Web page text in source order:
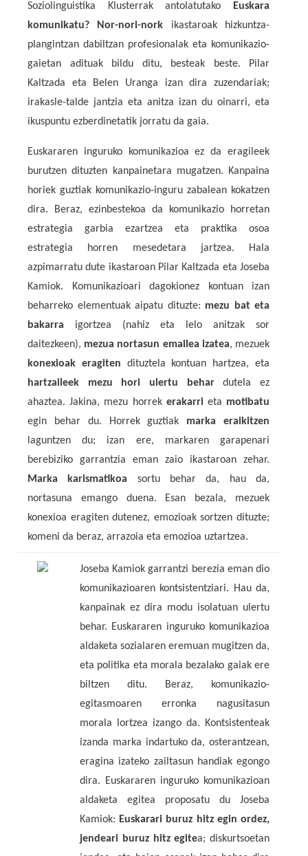
Soziolinguistika Klusterrak antolatutako
Euskara
komunikatu? Nor-nori-nork ikastaroak hizkuntza-
plangintzan dabiltzan profesionalak eta komunikazio-
gaietan adituak bildu ditu, besteak beste. Pilar
Kaltzada eta Belen Uranga izan dira zuzendariak;
irakasle-talde jantzia eta anitza izan du oinarri, eta
ikuspuntu ezberdinetatik jorratu da gaia.
Euskararen inguruko komunikazioa ez da eragileek
burutzen dituzten kanpainetara mugatzen. Kanpaina
horiek guztiak komunikazio-inguru zabalean kokatzen
dira. Beraz, ezinbestekoa da komunikazio horretan
estrategia garbia ezartzea eta praktika osoa
estrategia horren mesedetara jartzea. Hala
azpimarratu dute ikastaroan Pilar Kaltzada eta Joseba
Kamiok. Komunikazioari dagokionez kontuan izan
beharreko elementuak aipatu dituzte: mezu bat eta
bakarra igortzea (nahiz eta lelo anitzak sor
daitezkeen), mezua nortasun emailea izatea, mezuek
konexioak eragiten dituztela kontuan hartzea, eta
hartzaileek mezu hori ulertu behardutela ez
ahaztea. Jakina, mezu horrek erakarri eta motibatu
egin behar du. Horrek guztiak marka eraikitzen
laguntzen du; izan ere, markaren garapenari
berebiziko garrantzia eman zaio ikastaroan zehar.
Marka karismatikoa sortu behar da, hau da,
nortasuna emango duena. Esan bezala, mezuek
konexioa eragiten dutenez, emozioak sortzen dituzte;
komeni da beraz, arrazoia eta emozioa uztartzea.
Joseba Kamiok garrantzi berezia eman dio
komunikazioaren kontsistentziari. Hau da,
kanpainak ez dira modu isolatuan ulertu
behar. Euskararen inguruko komunikazioa
aldaketa sozialaren eremuan mugitzen da,
eta politika eta morala bezalako gaiak ere
biltzen ditu. Beraz, komunikazio-
egitasmoaren erronka nagusitasun
morala lortzea izango da. Kontsistenteak
izanda marka indartuko da, osterantzean,
eragina izateko zailtasun handiak egongo
dira. Euskararen inguruko komunikazioan
aldaketa egitea proposatu du Joseba
Kamiok: Euskarari buruz hitz egin ordez,
jendeari buruz hitz egitea; diskurtsoetan